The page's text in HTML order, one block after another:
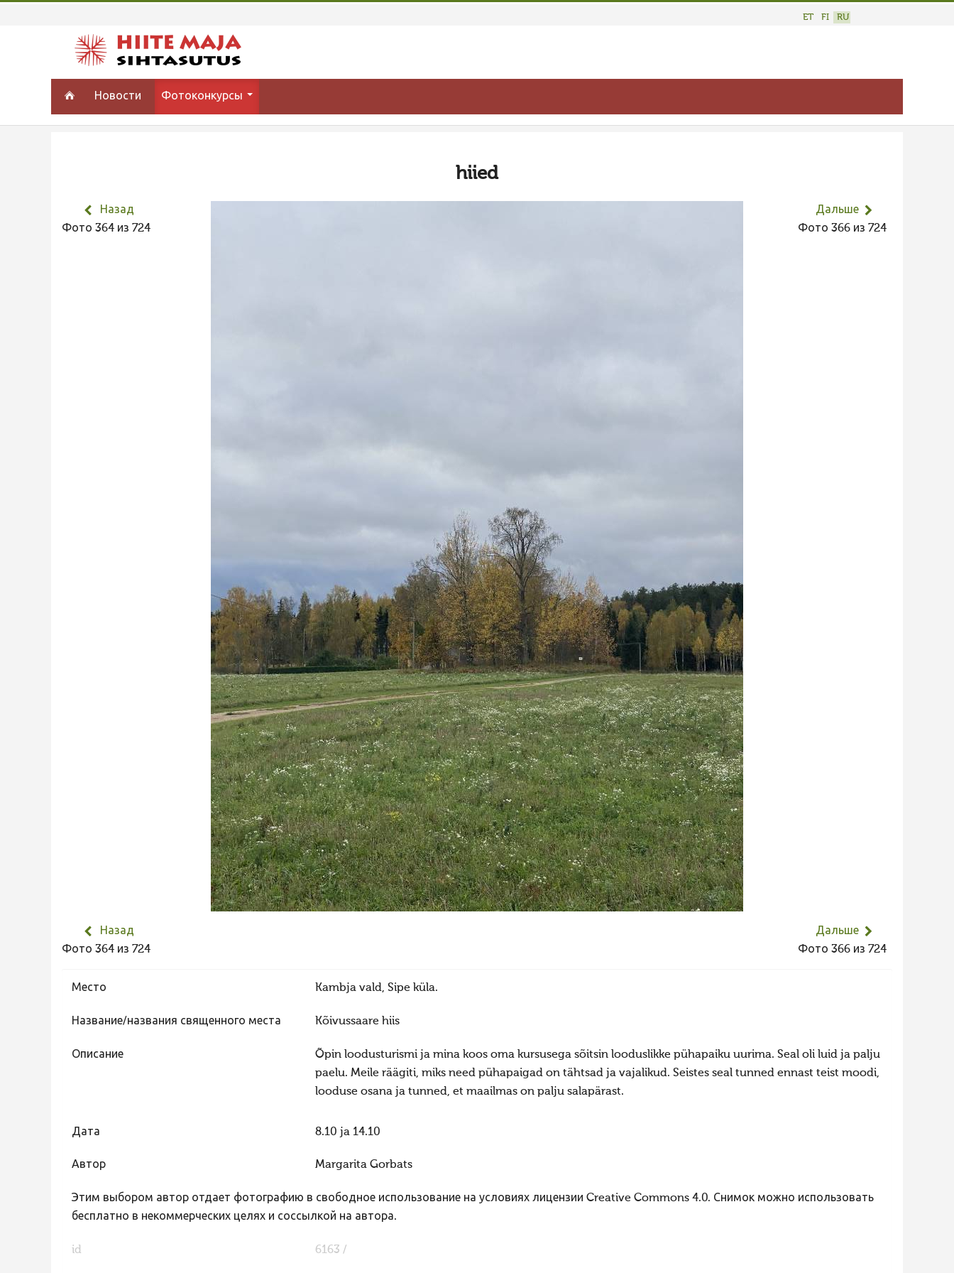
ET FI RU
Новости Фотоконкурсы
hiied
Назад
Фото 364 из 724
Дальше
Фото 366 из 724
Назад
Фото 364 из 724
Дальше
Фото 366 из 724
Место Kambja vald, Sipe küla.
Название/названия священного места Kõivussaare hiis
Описание
Õpin loodusturismi ja mina koos oma kursusega sõitsin looduslikke pühapaiku uurima. Seal oli luid ja palju
paelu. Meile räägiti, miks need pühapaigad on tähtsad ja vajalikud. Seistes seal tunned ennast teist moodi,
looduse osana ja tunned, et maailmas on palju salapärast.
Дата 8.10 ja 14.10
Автор Margarita Gorbats
Этим выбором автор отдает фотографию в свободное использование на условиях лицензии Creative Commons 4.0. Снимок можно использовать
бесплатно в некоммерческих целях и соссылкой на автора.
id 6163 /